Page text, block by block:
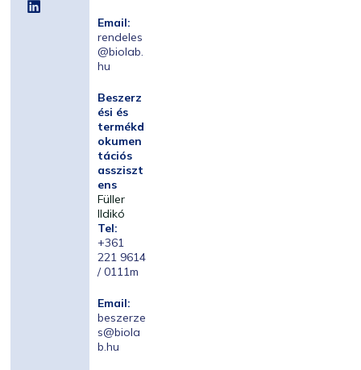
Email:
rendeles
@biolab.
hu
Beszerz
ési és
termékd
okumen
tációs
assziszt
ens
Füller
Ildikó
Tel:
+361
221 9614
/ 0111m
Email:
beszerze
s@biola
b.hu